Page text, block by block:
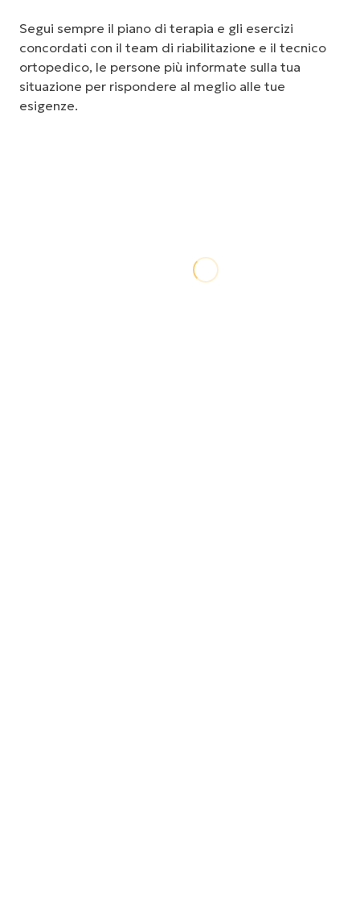
Segui sempre il piano di terapia e gli esercizi
concordati con il team di riabilitazione e il tecnico
ortopedico, le persone più informate sulla tua
situazione per rispondere al meglio alle tue
esigenze.